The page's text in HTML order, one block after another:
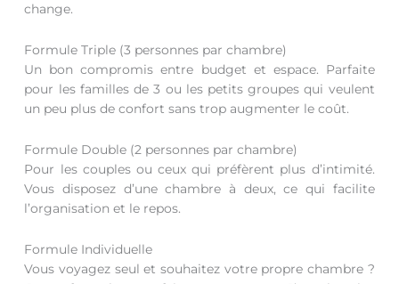
change.
Formule Triple (3 personnes par chambre)
Un bon compromis entre budget et espace. Parfaite
pour les familles de 3 ou les petits groupes qui veulent
un peu plus de confort sans trop augmenter le coût.
Formule Double (2 personnes par chambre)
Pour les couples ou ceux qui préfèrent plus d’intimité.
Vous disposez d’une chambre à deux, ce qui facilite
l’organisation et le repos.
Formule Individuelle
Vous voyagez seul et souhaitez votre propre chambre ?